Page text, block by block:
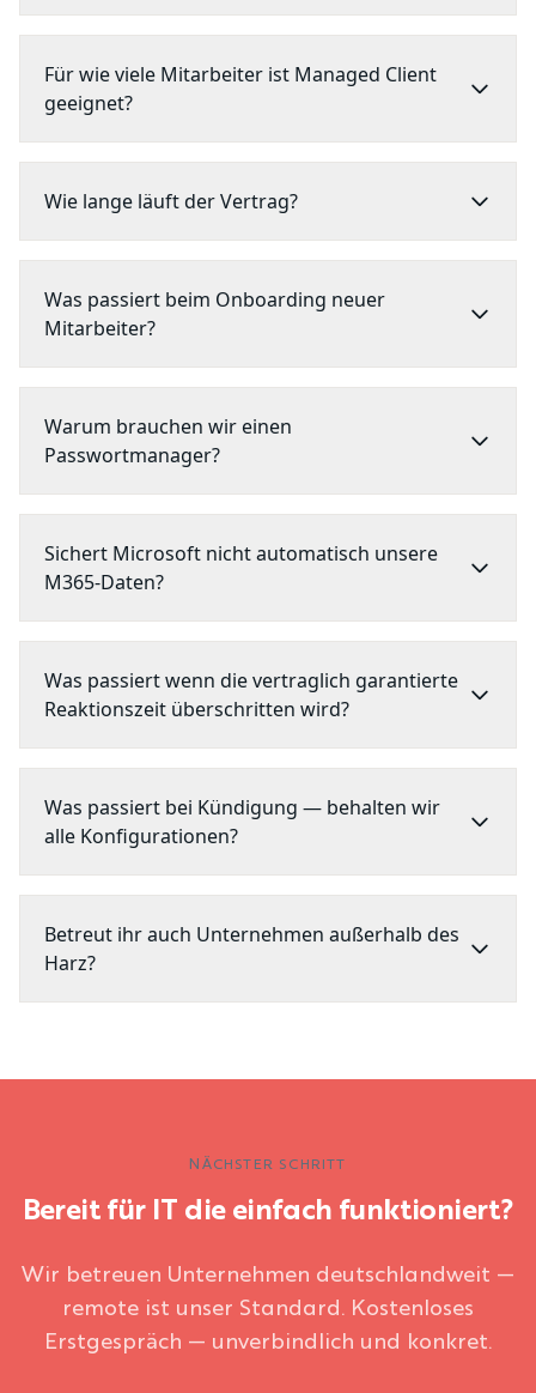
Für wie viele Mitarbeiter ist Managed Client
geeignet?
Wie lange läuft der Vertrag?
Was passiert beim Onboarding neuer
Mitarbeiter?
Warum brauchen wir einen
Passwortmanager?
Sichert Microsoft nicht automatisch unsere
M365-Daten?
Was passiert wenn die vertraglich garantierte
Reaktionszeit überschritten wird?
Was passiert bei Kündigung — behalten wir
alle Konfigurationen?
Betreut ihr auch Unternehmen außerhalb des
Harz?
NÄCHSTER SCHRITT
Bereit für IT die einfach funktioniert?
Wir betreuen Unternehmen deutschlandweit —
remote ist unser Standard. Kostenloses
Erstgespräch — unverbindlich und konkret.